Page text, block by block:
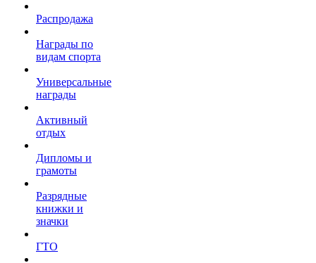
Распродажа
Награды по
видам спорта
Универсальные
награды
Активный
отдых
Дипломы и
грамоты
Разрядные
книжки и
значки
ГТО